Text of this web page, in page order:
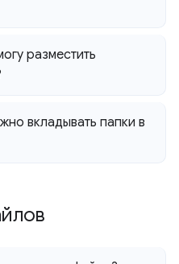
разместить
вкладывать папки в